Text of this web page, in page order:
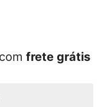
frete grátis